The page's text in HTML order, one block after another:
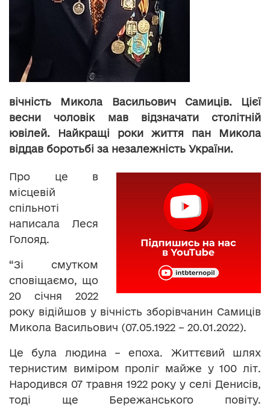
вічність Микола Васильович Самиців. Цієї
весни чоловік мав відзначати столітній
ювілей. Найкращі роки життя пан Микола
віддав боротьбі за незалежність України.
Про це в
місцевій
спільноті
написала Леся
Голояд.
“Зі смутком
сповіщаємо, що
20 січня 2022
року відійшов у вічність зборівчанин Самиців
Микола Васильович (07.05.1922 – 20.01.2022).
Це була людина – епоха. Життєвий шлях
тернистим виміром проліг майже у 100 літ.
Народився 07 травня 1922 року у селі Денисів,
тоді ще Бережанського повіту.